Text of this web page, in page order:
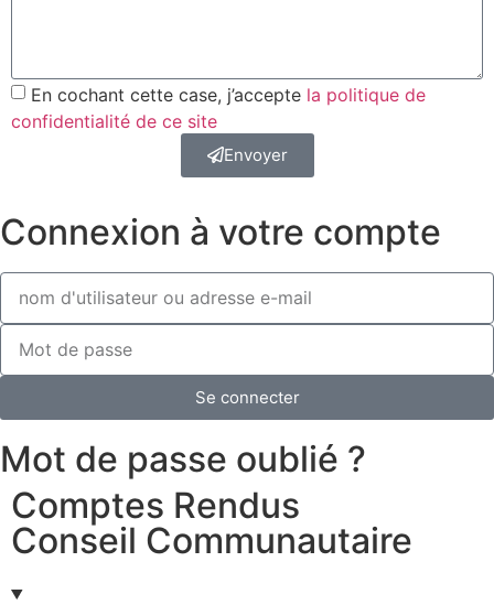
En cochant cette case, j’accepte la politique de
confidentialité de ce site
Envoyer
Connexion à votre compte
Se connecter
Mot de passe oublié ?
Comptes Rendus
Conseil Communautaire